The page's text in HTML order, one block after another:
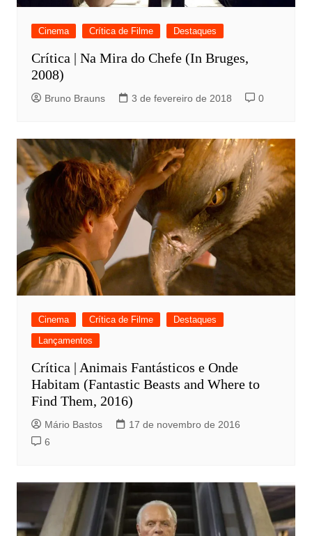
Cinema Crítica de Filme Destaques
Crítica | Na Mira do Chefe (In Bruges,
2008)
Bruno Brauns 3 de fevereiro de 2018 0
Cinema Crítica de Filme
Destaques
Lançamentos
Crítica | Animais Fantásticos e Onde
Habitam (Fantastic Beasts and Where to
Find Them, 2016)
Mário Bastos
17 de novembro de 2016
6